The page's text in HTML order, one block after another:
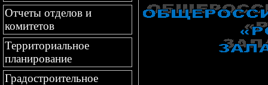
Отчеты отделов и
комитетов
Территориальное
планирование
Градостроительное